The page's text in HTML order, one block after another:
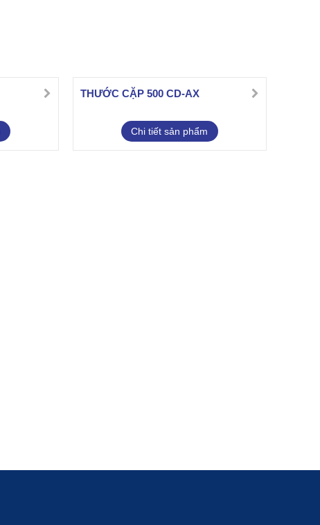
THƯỚC CẶP 500 CD-AX
Chi tiết sản phẩm